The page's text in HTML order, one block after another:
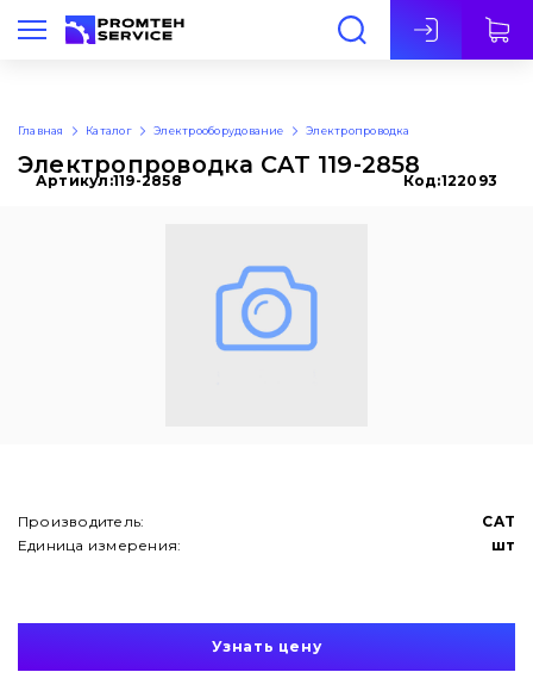
Рус
Главная Каталог Электрооборудование Электропроводка
Электропроводка CAT 119-2858
Артикул:119-2858 Код:122093
Производитель:
CAT
Единица измерения:
шт
Узнать цену